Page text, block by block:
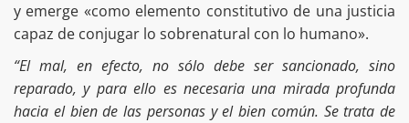
y emerge «como elemento constitutivo de una justicia
capaz de conjugar lo sobrenatural con lo humano».
“El mal, en efecto, no sólo debe ser sancionado, sino
reparado, y para ello es necesaria una mirada profunda
hacia el bien de las personas y el bien común. Se trata de